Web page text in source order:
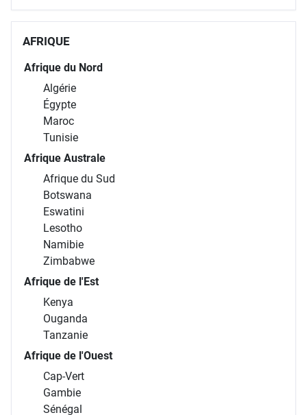
AFRIQUE
Afrique du Nord
Algérie
Égypte
Maroc
Tunisie
Afrique Australe
Afrique du Sud
Botswana
Eswatini
Lesotho
Namibie
Zimbabwe
Afrique de l'Est
Kenya
Ouganda
Tanzanie
Afrique de l'Ouest
Cap-Vert
Gambie
Sénégal